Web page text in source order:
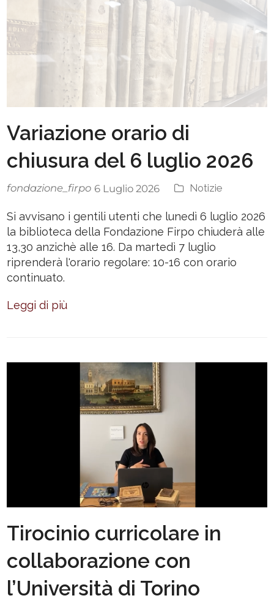
Variazione orario di
chiusura del 6 luglio 2026
6 Luglio 2026
fondazione_firpo Notizie
Si avvisano i gentili utenti che lunedì 6 luglio 2026
la biblioteca della Fondazione Firpo chiuderà alle
13,30 anzichè alle 16. Da martedì 7 luglio
riprenderà l'orario regolare: 10-16 con orario
continuato.
Leggi di più
Tirocinio curricolare in
collaborazione con
l’Università di Torino